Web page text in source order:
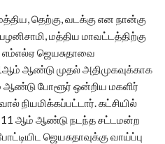
தெற்கு, வடக்கு என நான்கு
மத்திய மாவட்டத்திற்கு
ஜெயசுதாவை
ஆண்டு முதல் அதிமுகவுக்காக
ஆண்டு போளூர் ஒன்றிய மகளிர்
நியமிக்கப்பட்டார். கட்சியில்
ஆம் ஆண்டு நடந்த சட்டமன்ற
ஜெயசுதாவுக்கு வாய்ப்பு